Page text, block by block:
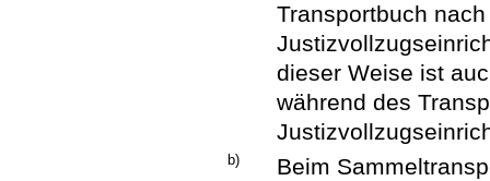
Transportbuch
dieser Weise ist
während des
b)
Beim